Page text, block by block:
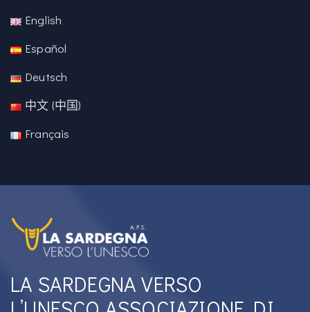
English
Español
Deutsch
中文 (中国)
Français
LA SARDEGNA VERSO